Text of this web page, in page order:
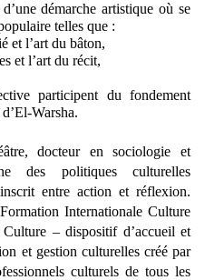
démarche artistique où se
telles que :
et l’art du bâton,
et l’art du récit,
participent du fondement
Warsha.
docteur en sociologie et
des politiques culturelles
entre action et réflexion.
Internationale Culture
– dispositif d’accueil et
et gestion culturelles créé par
culturels de tous les